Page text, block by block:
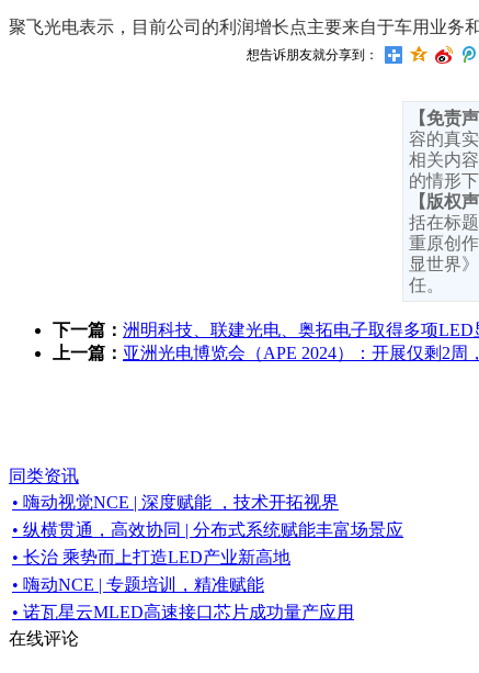
聚飞光电表示，目前公司的利润增长点主要来自于车用业务
想告诉朋友就分享到：
【免责
容的真
相关内
的情形
【版权
括在标
重原创
显世界
任。
下一篇： 洲明科技、联建光电、奥拓电子取得多项LED
上一篇： 亚洲光电博览会（APE 2024）：开展仅剩2周
同类资讯
• 嗨动视觉NCE | 深度赋能 ，技术开拓视界
• 纵横贯通，高效协同 | 分布式系统赋能丰富场景应
• 长治 乘势而上打造LED产业新高地
• 嗨动NCE | 专题培训，精准赋能
• 诺瓦星云MLED高速接口芯片成功量产应用
在线评论